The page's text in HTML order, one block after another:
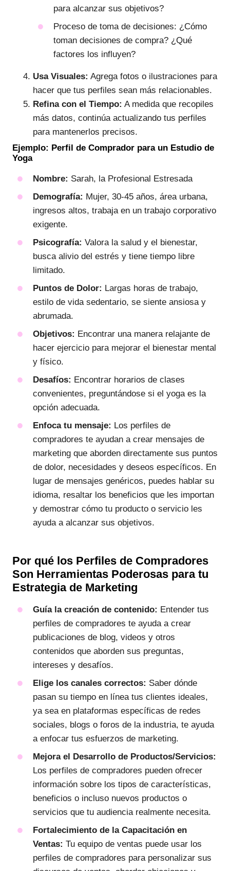
para alcanzar sus objetivos?
Proceso de toma de decisiones: ¿Cómo
toman decisiones de compra? ¿Qué
factores los influyen?
Usa Visuales: Agrega fotos o ilustraciones para
hacer que tus perfiles sean más relacionables.
Refina con el Tiempo: A medida que recopiles
más datos, continúa actualizando tus perfiles
para mantenerlos precisos.
Ejemplo: Perfil de Comprador para un Estudio de
Yoga
Nombre: Sarah, la Profesional Estresada
Demografía: Mujer, 30-45 años, área urbana,
ingresos altos, trabaja en un trabajo corporativo
exigente.
Psicografía: Valora la salud y el bienestar,
busca alivio del estrés y tiene tiempo libre
limitado.
Puntos de Dolor: Largas horas de trabajo,
estilo de vida sedentario, se siente ansiosa y
abrumada.
Objetivos: Encontrar una manera relajante de
hacer ejercicio para mejorar el bienestar mental
y físico.
Desafíos: Encontrar horarios de clases
convenientes, preguntándose si el yoga es la
opción adecuada.
Enfoca tu mensaje: Los perfiles de
compradores te ayudan a crear mensajes de
marketing que aborden directamente sus puntos
de dolor, necesidades y deseos específicos. En
lugar de mensajes genéricos, puedes hablar su
idioma, resaltar los beneficios que les importan
y demostrar cómo tu producto o servicio les
ayuda a alcanzar sus objetivos.
Por qué los Perfiles de Compradores
Son Herramientas Poderosas para tu
Estrategia de Marketing
Guía la creación de contenido: Entender tus
perfiles de compradores te ayuda a crear
publicaciones de blog, videos y otros
contenidos que aborden sus preguntas,
intereses y desafíos.
Elige los canales correctos: Saber dónde
pasan su tiempo en línea tus clientes ideales,
ya sea en plataformas específicas de redes
sociales, blogs o foros de la industria, te ayuda
a enfocar tus esfuerzos de marketing.
Mejora el Desarrollo de Productos/Servicios:
Los perfiles de compradores pueden ofrecer
información sobre los tipos de características,
beneficios o incluso nuevos productos o
servicios que tu audiencia realmente necesita.
Fortalecimiento de la Capacitación en
Ventas: Tu equipo de ventas puede usar los
perfiles de compradores para personalizar sus